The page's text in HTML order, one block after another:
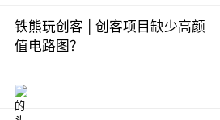
铁熊玩创客 | 创客项目缺少高颜
值电路图？